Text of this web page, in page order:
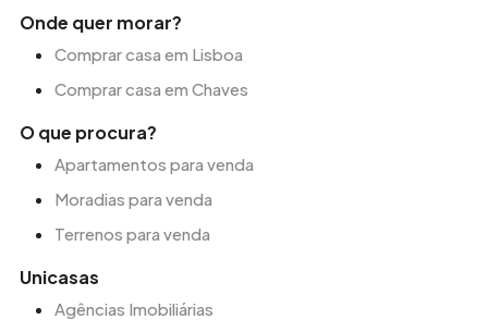
Onde quer morar?
Comprar casa em Lisboa
Comprar casa em Chaves
O que procura?
Apartamentos para venda
Moradias para venda
Terrenos para venda
Unicasas
Agências Imobiliárias